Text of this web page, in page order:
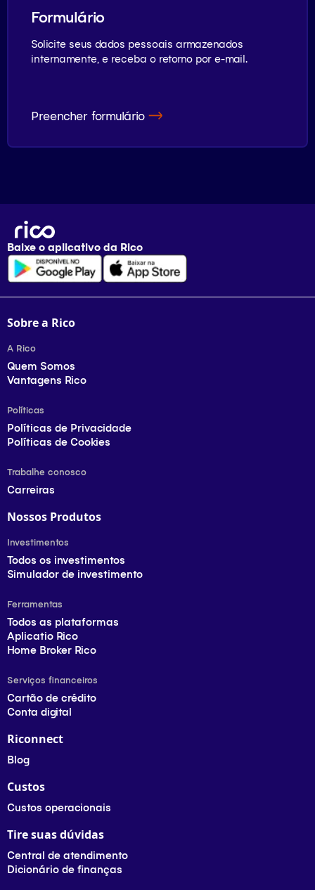
Formulário
Solicite seus dados pessoais armazenados
internamente, e receba o retorno por e-mail.
Preencher formulário
Baixe o aplicativo da Rico
Sobre a Rico
A Rico
Quem Somos
Vantagens Rico
Políticas
Políticas de Privacidade
Políticas de Cookies
Trabalhe conosco
Carreiras
Nossos Produtos
Investimentos
Todos os investimentos
Simulador de investimento
Ferramentas
Todos as plataformas
Aplicatio Rico
Home Broker Rico
Serviços financeiros
Cartão de crédito
Conta digital
Riconnect
Blog
Custos
Custos operacionais
Tire suas dúvidas
Central de atendimento
Dicionário de finanças